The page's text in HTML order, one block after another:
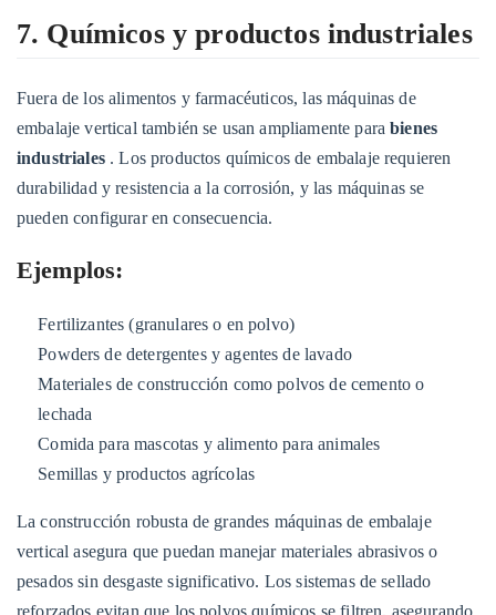
7. Químicos y productos industriales
Fuera de los alimentos y farmacéuticos, las máquinas de
embalaje vertical también se usan ampliamente parabienes
industriales . Los productos químicos de embalaje requieren
durabilidad y resistencia a la corrosión, y las máquinas se
pueden configurar en consecuencia.
Ejemplos:
Fertilizantes (granulares o en polvo)
Powders de detergentes y agentes de lavado
Materiales de construcción como polvos de cemento o
lechada
Comida para mascotas y alimento para animales
Semillas y productos agrícolas
La construcción robusta de grandes máquinas de embalaje
vertical asegura que puedan manejar materiales abrasivos o
pesados ​​sin desgaste significativo. Los sistemas de sellado
reforzados evitan que los polvos químicos se filtren, asegurando